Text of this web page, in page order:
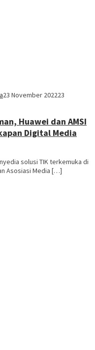
23 November 202223
Huawei dan AMSI
Digital Media
solusi TIK terkemuka di
Asosiasi Media […]